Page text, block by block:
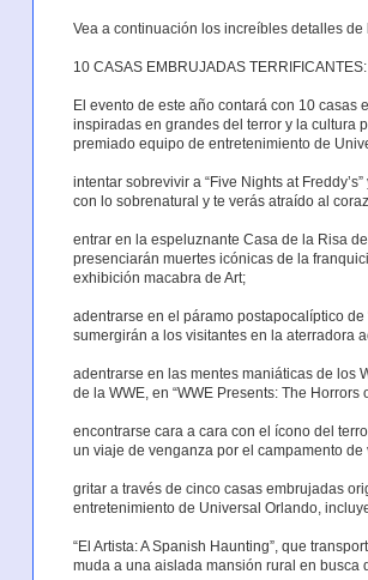
Vea a continuación los increíbles detalles
10 CASAS EMBRUJADAS TERRIFICANTES:
El evento de este año contará con 10
inspiradas en grandes del terror y la cultura
premiado equipo de entretenimiento de
intentar sobrevivir a “Five Nights at
con lo sobrenatural y te verás atraído al
entrar en la espeluznante Casa de la Risa
presenciarán muertes icónicas de la
exhibición macabra de Art;
adentrarse en el páramo postapocalíptico
sumergirán a los visitantes en la aterradora
adentrarse en las mentes maniáticas de los
de la WWE, en “WWE Presents: The Horrors
encontrarse cara a cara con el ícono del
un viaje de venganza por el campamento
gritar a través de cinco casas embrujadas
entretenimiento de Universal Orlando,
“El Artista: A Spanish Haunting”, que
muda a una aislada mansión rural en busca